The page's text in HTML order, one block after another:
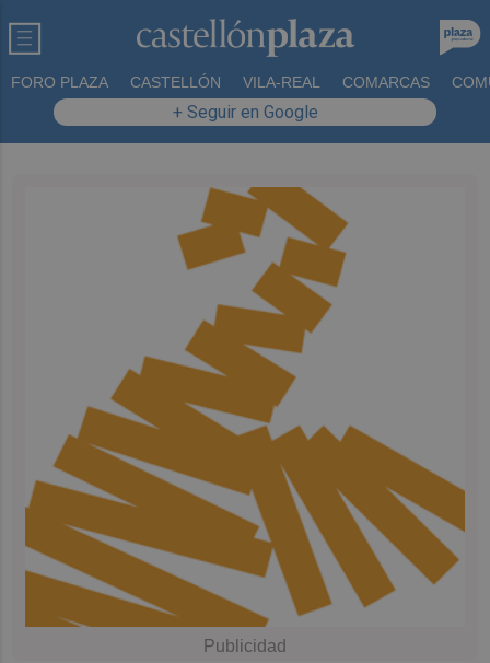
FORO PLAZA CASTELLÓN VILA-REAL COMARCAS
+ Seguir en Google